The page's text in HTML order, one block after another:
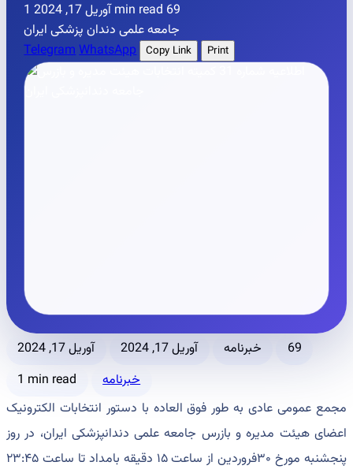
آوریل 17, 20241 min read 69
جامعه علمی دندان پزشکی ایران
TelegramWhatsApp Copy Link Print
آوریل 17, 2024 آوریل 17, 2024 خبرنامه
69
1 min read
خبرنامه
مجمع عمومی عادی به طور فوق العاده با دستور انتخابات الکترونیک
اعضای هیئت مدیره و بازرس جامعه علمی دندانپزشکی ایران، در روز
پنجشنبه مورخ ۳۰فروردین از ساعت ۱۵ دقیقه بامداد تا ساعت ۲۳:۴۵